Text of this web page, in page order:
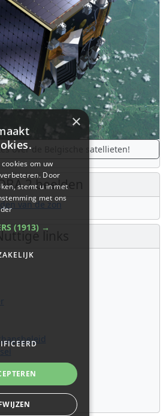
over de Belgische satellieten!
2 beelden
links
×
om uw
Door
stemt u in met
met ons
(1913) →